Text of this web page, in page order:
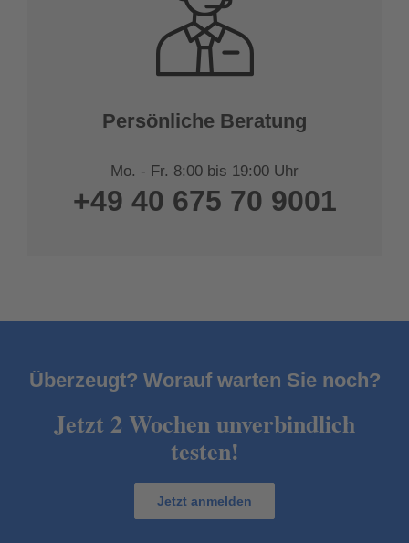
Persönliche Beratung
Mo. - Fr. 8:00 bis 19:00 Uhr
+49 40 675 70 9001
Unser Aktionsangebot unverbindlich
Überzeugt? Worauf warten Sie noch?
Jetzt 2 Wochen unverbindlich
testen!
Jetzt anmelden